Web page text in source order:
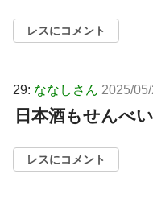
レスにコメント
29: ななしさん 2025/
日本酒もせんべ
レスにコメント